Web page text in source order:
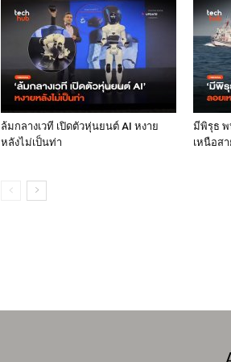
ล้มกลางเวที เปิดตัวหุ่นยนต์ AI หงาย
หลังไม่เป็นท่า
มีพิรุธ พ
เหนือสา